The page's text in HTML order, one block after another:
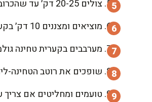
צולים 20-25 דק׳ עד שהכרובית זהובה עם נקודות השחמה. באמצע אני אוהבת להפוך בעדינות, כדי שכולם יקבלו צבע יפה.
מוציאים ומצננים 10 דק׳ בקערה. אל תדלגו על הצינון: ככה הסלט נשאר מרענן ולא הופך לעיסתי.
מערבבים בקערית טחינה
שופכים את רוטב הטחינה-
טועמים ומחליטים אם צריך